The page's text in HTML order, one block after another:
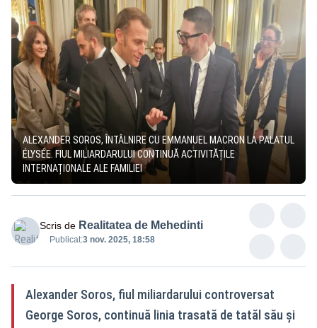
ALEXANDER SOROS, ÎNTÂLNIRE CU EMMANUEL MACRON LA PALATUL
ÉLYSÉE. FIUL MILIARDARULUI CONTINUĂ ACTIVITĂȚILE
INTERNAȚIONALE ALE FAMILIEI
Scris de Realitatea de Mehedinti
Publicat:3 nov. 2025, 18:58
Alexander Soros, fiul miliardarului controversat
George Soros, continuă linia trasată de tatăl său și